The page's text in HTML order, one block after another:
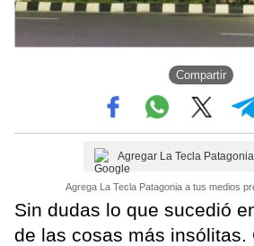
Compartir
Agregar La Tecla
Agrega La Tecla Patagonia a tus medios
Sin dudas lo que sucedió
de las cosas más insólitas.